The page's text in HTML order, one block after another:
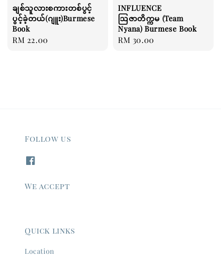
ချစ်သူလားစကားတစ်ပွင့်
ပွင့်ခဲ့တယ်(ဂျူး)Burmese
Book
Regular
RM 22.00
INFLUENCE
ဩဇာတိက္ကမ (Team
Nyana) Burmese Book
Regular
RM 30.00
Follow us
We accept
Quick links
Location